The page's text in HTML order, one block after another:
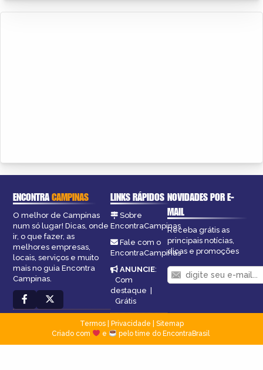
ENCONTRACAMPINAS
O melhor de Campinas
num só lugar! Dicas, onde
ir, o que fazer, as
melhores empresas,
locais, serviços e muito
mais no guia Encontra
Campinas.
LINKS RÁPIDOS
Sobre
EncontraCampinas
Fale com o
EncontraCampinas
ANUNCIE:
Com
destaque |
Grátis
NOVIDADES POR E-
MAIL
Receba grátis as
principais notícias,
dicas e promoções
Termos| Privacidade
Sitemap
Criado com
e pelo time do EncontraBrasil